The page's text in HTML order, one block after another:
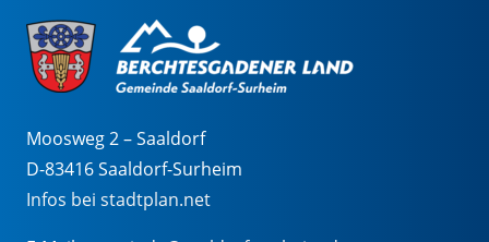
Moosweg 2 – Saaldorf
D-83416 Saaldorf-Surheim
Infos bei stadtplan.net